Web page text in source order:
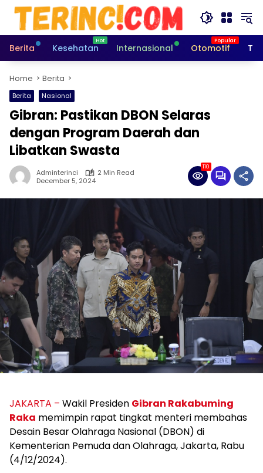
Skip
content
Berita
Kesehatan Internasional Otomotif
Home Berita
Berita Nasional
Gibran: Pastikan DBON Selaras
dengan Program Daerah dan
Libatkan Swasta
Adminterinci
2 Min Read
December 5, 2024
110
JAKARTA – Wakil Presiden Gibran Rakabuming
Raka memimpin rapat tingkat menteri membahas
Desain Besar Olahraga Nasional (DBON) di
Kementerian Pemuda dan Olahraga, Jakarta, Rabu
(4/12/2024).